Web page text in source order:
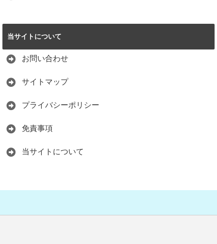
当サイトについて
お問い合わせ
サイトマップ
プライバシーポリシー
免責事項
当サイトについて